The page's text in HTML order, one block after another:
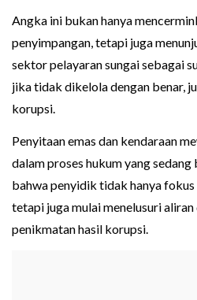
Angka ini bukan hanya
penyimpangan, tetapi juga
sektor pelayaran sungai sebagai
jika tidak dikelola dengan benar,
korupsi.
Penyitaan emas dan kendaraan
dalam proses hukum yang
bahwa penyidik tidak hanya
tetapi juga mulai menelusuri
penikmatan hasil korupsi.